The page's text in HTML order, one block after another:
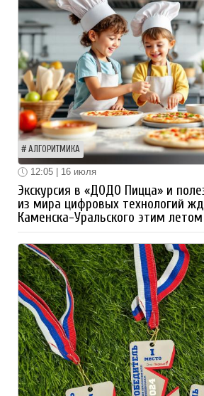
АЛГОРИТМИКА
12:05 | 16 июля
Экскурсия в «ДОДО Пицца» и
из мира цифровых технологий
Каменска-Уральского этим летом